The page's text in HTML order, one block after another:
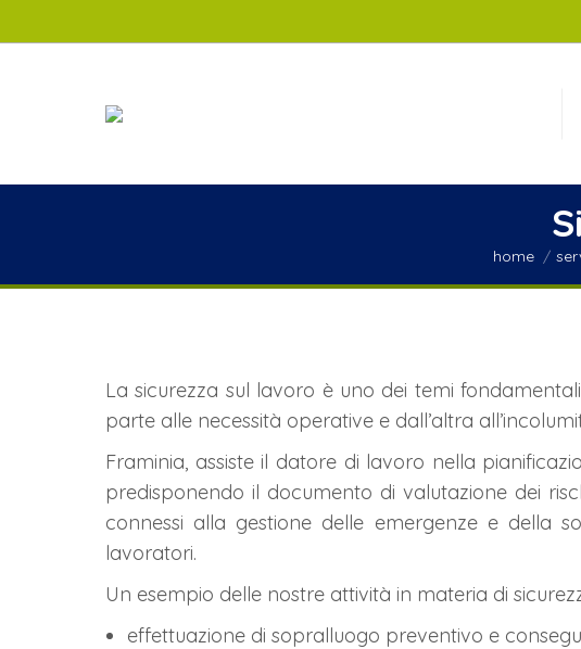
You are
home
La sicurezza sul lavoro è uno dei temi
parte alle necessità operative e dall’altra
Framinia, assiste il datore di lavoro nella
predisponendo il documento di valutazione dei
connessi alla gestione delle emergenze e della
lavoratori.
Un esempio delle nostre attività in materia di
effettuazione di sopralluogo preventivo e